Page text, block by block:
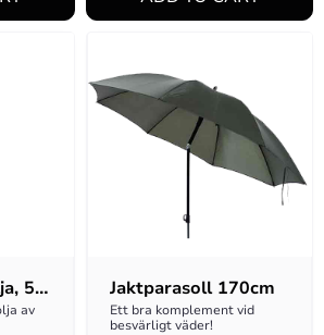
50
av
Jaktparasoll 170cm
Ett bra komplement vid
besvärligt väder!